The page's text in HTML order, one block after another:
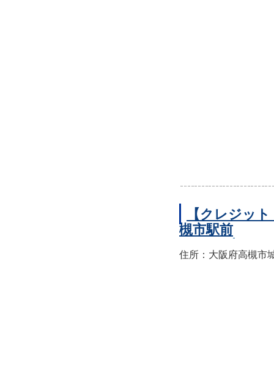
【クレジッ
槻市駅前
住所：大阪府高槻市